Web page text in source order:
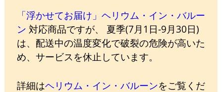
「浮かせてお届け」ヘリウム・イン・バルー
ン 対応商品ですが、 夏季(7月1日-9月30日)
は、配送中の温度変化で破裂の危険が高いた
め、サービスを休止しています。
詳細はヘリウム・イン・バルーンをご覧くだ